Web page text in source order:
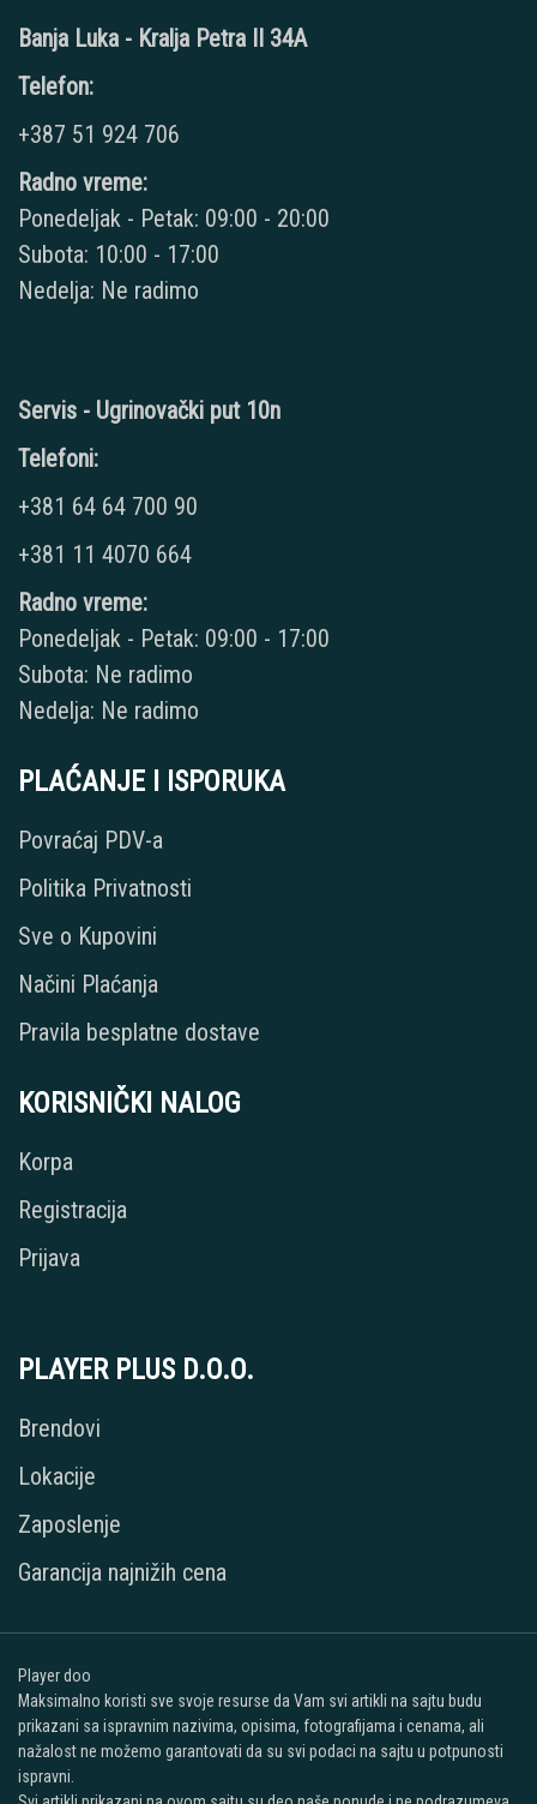
Banja Luka - Kralja Petra II 34A
Telefon:
+387 51 924 706
Radno vreme:
Ponedeljak - Petak: 09:00 - 20:00
Subota: 10:00 - 17:00
Nedelja: Ne radimo
Servis - Ugrinovački put 10n
Telefoni:
+381 64 64 700 90
+381 11 4070 664
Radno vreme:
Ponedeljak - Petak: 09:00 - 17:00
Subota: Ne radimo
Nedelja: Ne radimo
PLAĆANJE I ISPORUKA
Povraćaj PDV-a
Politika Privatnosti
Sve o Kupovini
Načini Plaćanja
Pravila besplatne dostave
KORISNIČKI NALOG
Korpa
Registracija
Prijava
PLAYER PLUS D.O.O.
Brendovi
Lokacije
Zaposlenje
Garancija najnižih cena
Player doo
Maksimalno koristi sve svoje resurse da Vam svi artikli na sajtu budu
prikazani sa ispravnim nazivima, opisima, fotografijama i cenama, ali
nažalost ne možemo garantovati da su svi podaci na sajtu u potpunosti
ispravni.